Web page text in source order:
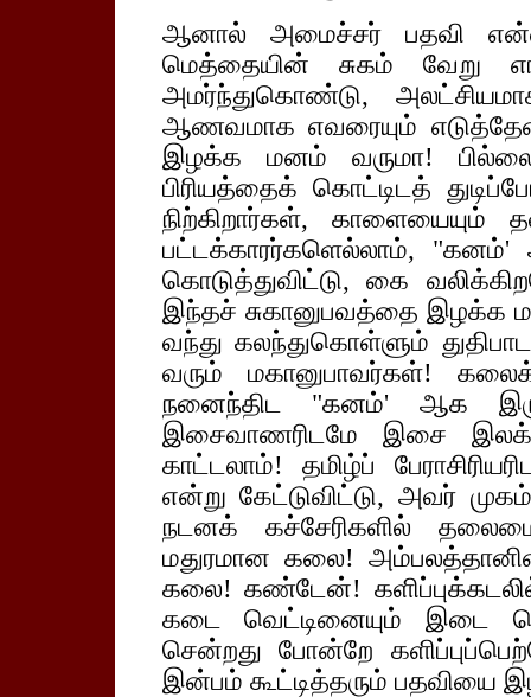
ஆனால் அமைச்சர் பதவி
மெத்தையின் சுகம் வேறு
அமர்ந்துகொண்டு,
ஆணவமாக எவரையும்
இழக்க மனம் வருமா!
பிரியத்தைக் கொட்டிடத்
நிற்கிறார்கள், காளையையும்
பட்டக்காரர்களெல்லாம், "கனம்'
கொடுத்துவிட்டு, கை
இந்தச் சுகானுபவத்தை இழக்க
வந்து கலந்துகொள்ளும்
வரும் மகானுபாவர்கள்!
நனைந்திட "கனம்' ஆக
இசைவாணரிடமே இசை
காட்டலாம்! தமிழ்ப்
என்று கேட்டுவிட்டு, அவர்
நடனக் கச்சேரிகளில்
மதுரமான கலை!
கலை! கண்டேன்!
கடை வெட்டினையும் இடை
சென்றது போன்றே
இன்பம் கூட்டித்தரும் பதவியை